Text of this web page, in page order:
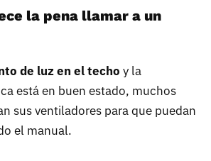
la pena llamar a un
de luz en el techo y la
está en buen estado, muchos
sus ventiladores para que puedan
el manual.